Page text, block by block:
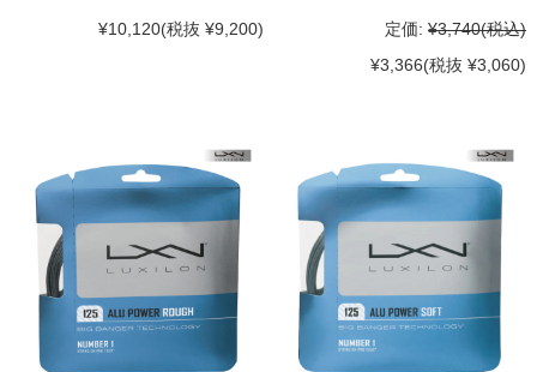
¥10,120(税抜 ¥9,200) 定価: ¥3,740(税込)
¥3,366(税抜 ¥3,060)